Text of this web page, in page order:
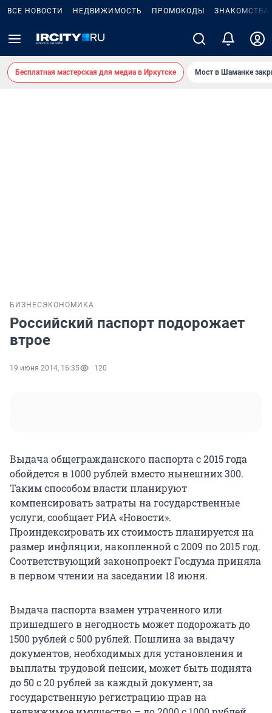
ВСЕ НОВОСТИ НЕДВИЖИМОСТЬ ПРОМОКОДЫ ЗНАКОМСТВА
Бесплатная мастерская для медиа в Иркутске Мост в Шаманке
БИЗНЕС ЭКОНОМИКА
Российский паспорт подорожает
втрое
19 июня 2014, 16:35 120
Выдача общегражданского паспорта с 2015 года
обойдется в 1000 рублей вместо нынешних 300.
Таким способом власти планируют
компенсировать затраты на государственные
услуги, сообщает РИА «Новости».
Проиндексировать их стоимость планируется на
размер инфляции, накопленной с 2009 по 2015 год.
Соответствующий законопроект Госдума приняла
в первом чтении на заседании 18 июня.
Выдача паспорта взамен утраченного или
пришедшего в негодность может подорожать до
1500 рублей с 500 рублей. Пошлина за выдачу
документов, необходимых для установления и
выплаты трудовой пенсии, может быть поднята
до 50 с 20 рублей за каждый документ, за
государственную регистрацию прав на